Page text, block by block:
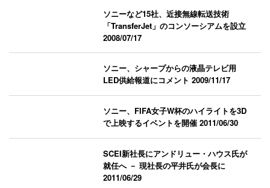
ソニーなど15社、近接無線転送技術
「TransferJet」のコンソーシアムを設立
2008/07/17
ソニー、シャープからの液晶テレビ用
LED供給報道にコメント2009/11/17
ソニー、FIFA女子W杯のハイライトを3D
で上映するイベントを開催2011/06/30
SCEI新社長にアンドリュー・ハウス氏が
就任へ － 現社長の平井氏が会長に
2011/06/29